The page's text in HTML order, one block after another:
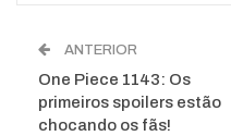
ANTERIOR
One Piece 1143: Os
primeiros spoilers estão
chocando os fãs!